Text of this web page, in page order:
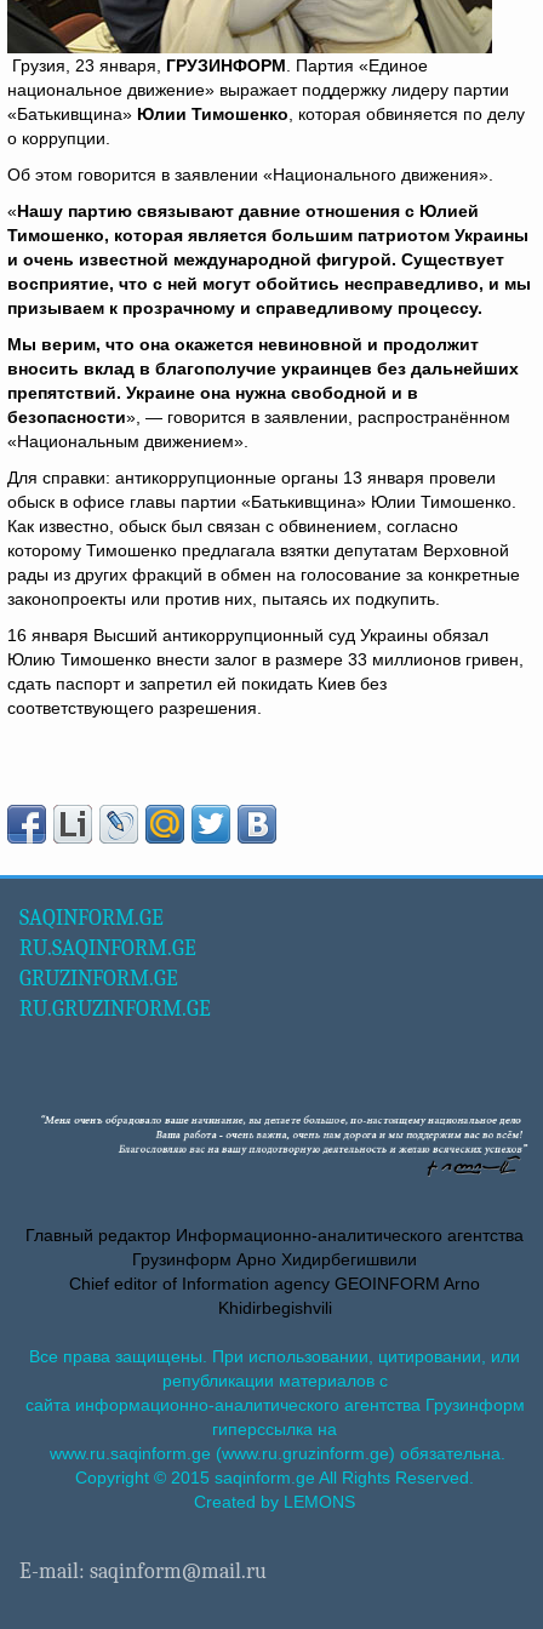
Грузия, 23 января, ГРУЗИНФОРМ . Партия «Единое
национальное движение» выражает поддержку лидеру партии
«Батькивщина» Юлии Тимошенко , которая обвиняется по делу
о коррупции.
Об этом говорится в заявлении «Национального движения».
«Нашу партию связывают давние отношения с Юлией
Тимошенко, которая является большим патриотом Украины
и очень известной международной фигурой. Существует
восприятие, что с ней могут обойтись несправедливо, и мы
призываем к прозрачному и справедливому процессу.
Мы верим, что она окажется невиновной и продолжит
вносить вклад в благополучие украинцев без дальнейших
препятствий. Украине она нужна свободной и в
безопасности», — говорится в заявлении, распространённом
«Национальным движением».
Для справки: антикоррупционные органы 13 января провели
обыск в офисе главы партии «Батькивщина» Юлии Тимошенко.
Как известно, обыск был связан с обвинением, согласно
которому Тимошенко предлагала взятки депутатам Верховной
рады из других фракций в обмен на голосование за конкретные
законопроекты или против них, пытаясь их подкупить.
16 января Высший антикоррупционный суд Украины обязал
Юлию Тимошенко внести залог в размере 33 миллионов гривен,
сдать паспорт и запретил ей покидать Киев без
соответствующего разрешения.
SAQINFORM.GE
RU.SAQINFORM.GE
GRUZINFORM.GE
RU.GRUZINFORM.GE
Главный редактор Информационно-аналитического агентства
Грузинформ Арно Хидирбегишвили
Chief editor of Information agency GEOINFORM Arno
Khidirbegishvili
Все права защищены. При использовании, цитировании, или
републикации материалов с
сайта информационно-аналитического агентства Грузинформ
гиперссылка на
www.ru.saqinform.ge (www.ru.gruzinform.ge) обязательна.
Copyright © 2015 saqinform.ge All Rights Reserved.
Created by LEMONS
E-mail: saqinform@mail.ru